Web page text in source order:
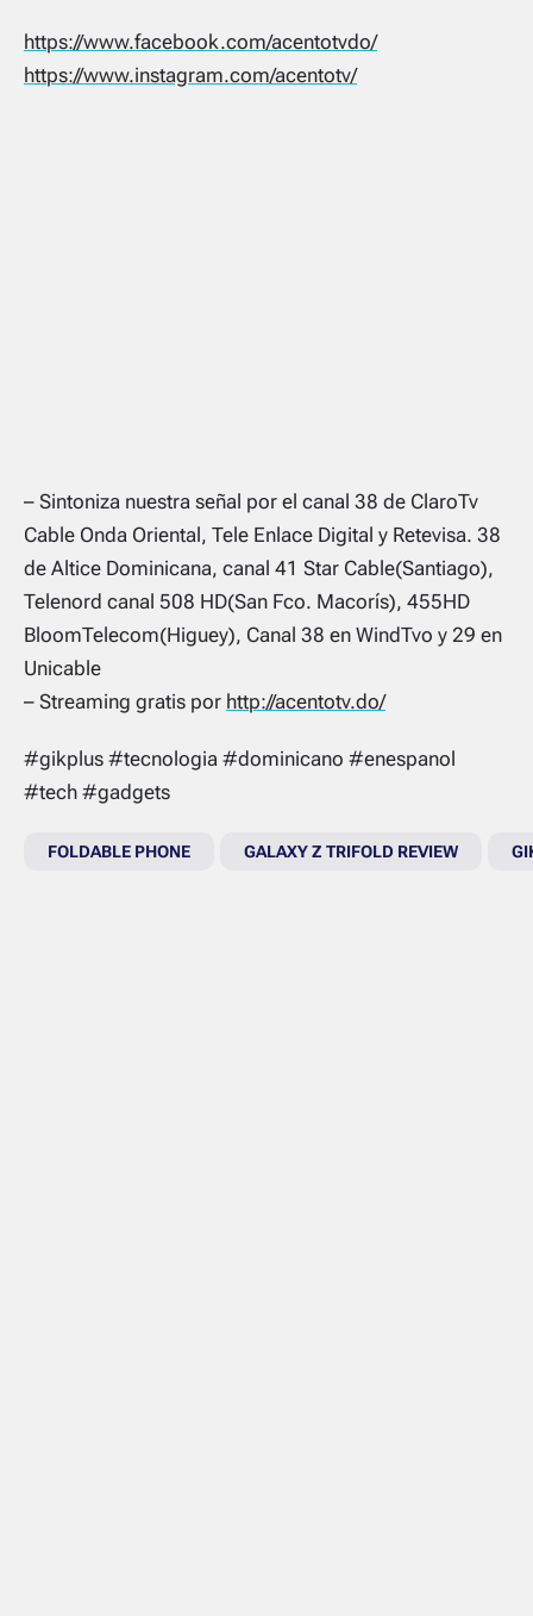
https://www.facebook.com/acentotvdo/
https://www.instagram.com/acentotv/
– Sintoniza nuestra señal por el canal 38 de ClaroTv
Cable Onda Oriental, Tele Enlace Digital y Retevisa. 38
de Altice Dominicana, canal 41 Star Cable(Santiago),
Telenord canal 508 HD(San Fco. Macorís), 455HD
BloomTelecom(Higuey), Canal 38 en WindTvo y 29 en
Unicable
– Streaming gratis por http://acentotv.do/
#gikplus #tecnologia #dominicano #enespanol
#tech #gadgets
FOLDABLE PHONE GALAXY Z TRIFOLD REVIEW